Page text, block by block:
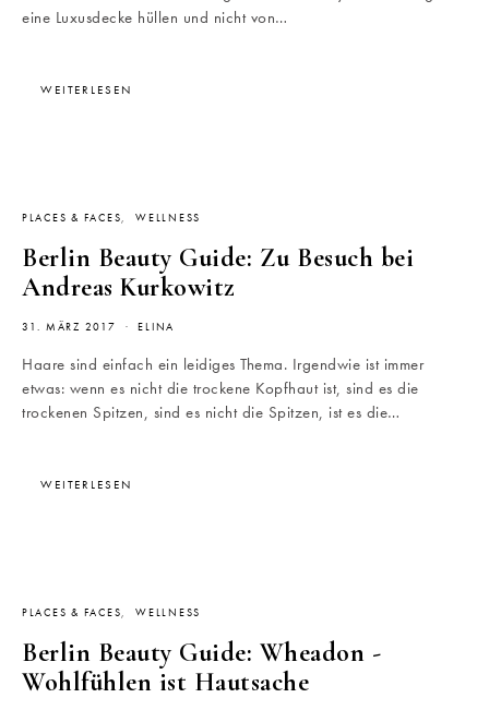
eine Luxusdecke hüllen und nicht von…
WEITERLESEN
PLACES & FACES WELLNESS
Berlin Beauty Guide: Zu Besuch bei
Andreas Kurkowitz
31. MÄRZ 2017 ELINA
Haare sind einfach ein leidiges Thema. Irgendwie ist immer
etwas: wenn es nicht die trockene Kopfhaut ist, sind es die
trockenen Spitzen, sind es nicht die Spitzen, ist es die…
WEITERLESEN
PLACES & FACES WELLNESS
Berlin Beauty Guide: Wheadon -
Wohlfühlen ist Hautsache